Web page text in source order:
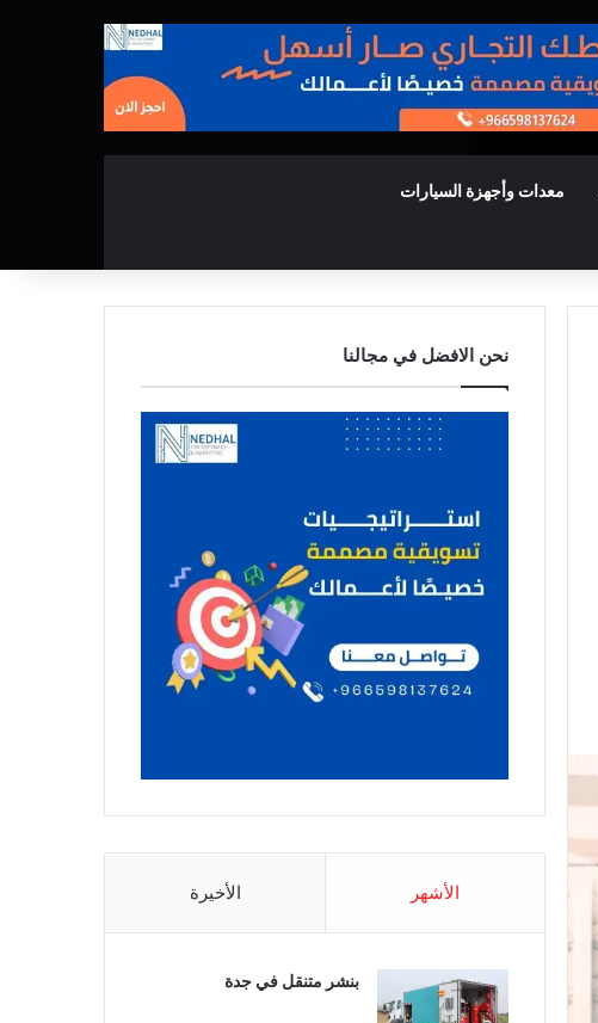
معدات وأجهزة السيارات
نحن الافضل في مجالنا
الأشهر الأخيرة
بنشر متنقل في جدة